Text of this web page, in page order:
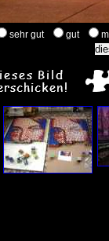
sehr gut gut